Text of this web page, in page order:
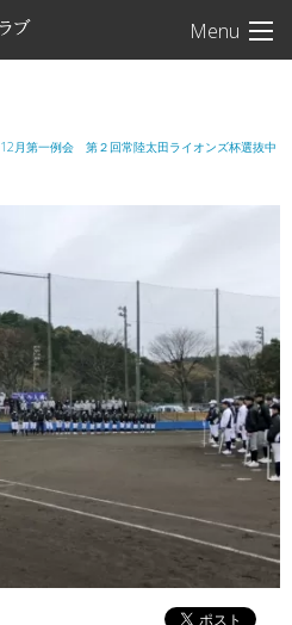
Menu
常陸太田ライオン
12月第一例会 第２回常陸太田ライオンズ杯選抜中